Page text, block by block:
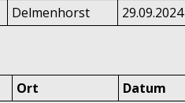
Delmenhorst 29.09.2024
Ort Datum